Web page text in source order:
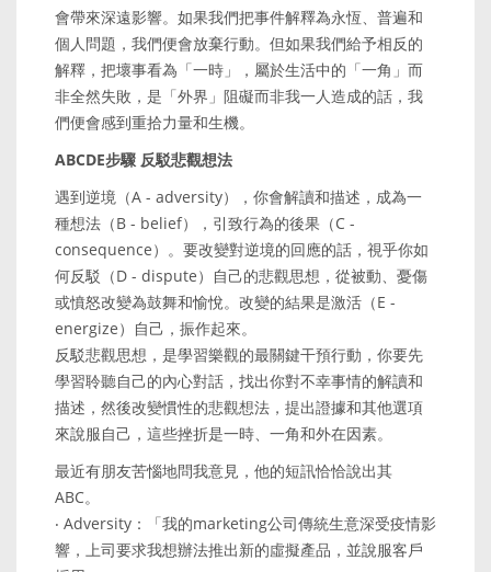
會帶來深遠影響。如果我們把事件解釋為永恆、普遍和
個人問題，我們便會放棄行動。但如果我們給予相反的
解釋，把壞事看為「一時」，屬於生活中的「一角」而
非全然失敗，是「外界」阻礙而非我一人造成的話，我
們便會感到重拾力量和生機。
ABCDE步驟 反駁悲觀想法
遇到逆境（A - adversity），你會解讀和描述，成為一
種想法（B - belief），引致行為的後果（C -
consequence）。要改變對逆境的回應的話，視乎你如
何反駁（D - dispute）自己的悲觀思想，從被動、憂傷
或憤怒改變為鼓舞和愉悅。改變的結果是激活（E -
energize）自己，振作起來。
反駁悲觀思想，是學習樂觀的最關鍵干預行動，你要先
學習聆聽自己的內心對話，找出你對不幸事情的解讀和
描述，然後改變慣性的悲觀想法，提出證據和其他選項
來說服自己，這些挫折是一時、一角和外在因素。
最近有朋友苦惱地問我意見，他的短訊恰恰說出其
ABC。
‧ Adversity：「我的marketing公司傳統生意深受疫情影
響，上司要求我想辦法推出新的虛擬產品，並說服客戶